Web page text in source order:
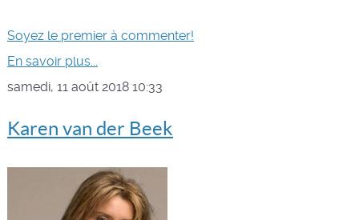
Soyez le premier à commenter!
En savoir plus...
samedi, 11 août 2018 10:33
Karen van der Beek